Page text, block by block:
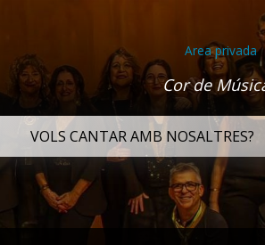
Area privada
Cor de
VOLS CANTAR AMB NOSALTRES?